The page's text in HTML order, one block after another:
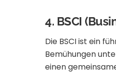
4. BSCI
Die BSCI ist ein
Bemühungen
einen